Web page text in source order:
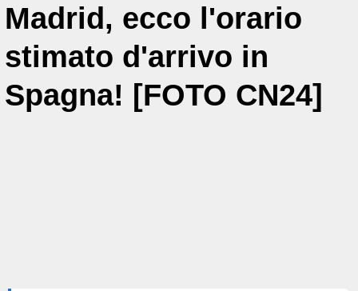
Madrid, ecco l'orario
stimato d'arrivo in
Spagna! [FOTO CN24]